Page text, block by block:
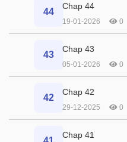
44
Chap 44
19-01-2026 0
43
Chap 43
05-01-2026 0
42
Chap 42
29-12-2025 0
Chap 41